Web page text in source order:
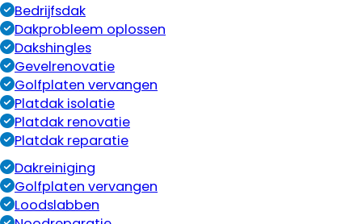
Bedrijfsdak
Dakprobleem oplossen
Dakshingles
Gevelrenovatie
Golfplaten vervangen
Platdak isolatie
Platdak renovatie
Platdak reparatie
Dakreiniging
Golfplaten vervangen
Loodslabben